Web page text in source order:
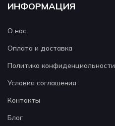
ИНФОРМАЦИЯ
О нас
Оплата и доставка
Политика конфиденциальности
Условия соглашения
Контакты
Блог